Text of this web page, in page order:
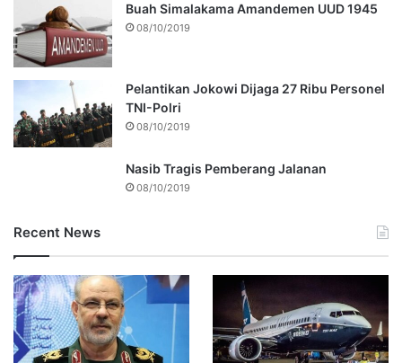
Buah Simalakama Amandemen UUD 1945
08/10/2019
Pelantikan Jokowi Dijaga 27 Ribu Personel
TNI-Polri
08/10/2019
Nasib Tragis Pemberang Jalanan
08/10/2019
Recent News